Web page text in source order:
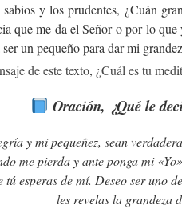
sabios y los prudentes, ¿Cuán
que me da el Señor o por lo
un pequeño para dar mi
de este texto, ¿Cuál es tu
Oración, ¿Qué le
y mi pequeñez, sean
me pierda y ante ponga mi
esperas de mí. Deseo ser uno
les revelas la grandeza